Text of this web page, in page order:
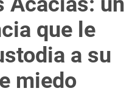
que le
a su
miedo